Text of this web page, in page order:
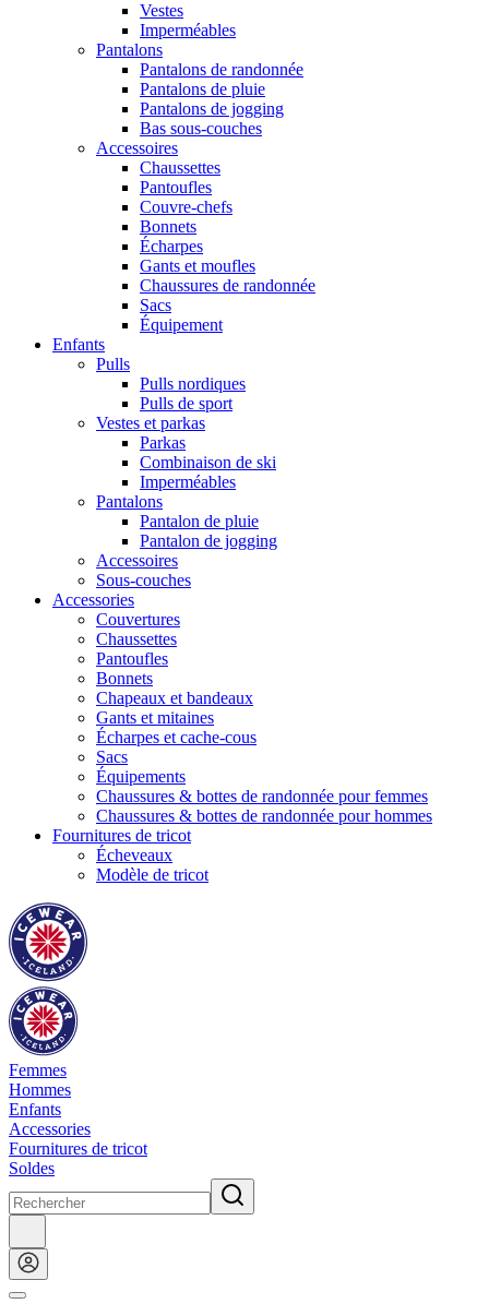
Vestes
Imperméables
Pantalons
Pantalons de randonnée
Pantalons de pluie
Pantalons de jogging
Bas sous-couches
Accessoires
Chaussettes
Pantoufles
Couvre-chefs
Bonnets
Écharpes
Gants et moufles
Chaussures de randonnée
Sacs
Équipement
Enfants
Pulls
Pulls nordiques
Pulls de sport
Vestes et parkas
Parkas
Combinaison de ski
Imperméables
Pantalons
Pantalon de pluie
Pantalon de jogging
Accessoires
Sous-couches
Accessories
Couvertures
Chaussettes
Pantoufles
Bonnets
Chapeaux et bandeaux
Gants et mitaines
Écharpes et cache-cous
Sacs
Équipements
Chaussures & bottes de randonnée pour femmes
Chaussures & bottes de randonnée pour hommes
Fournitures de tricot
Écheveaux
Modèle de tricot
Femmes
Hommes
Enfants
Accessories
Fournitures de tricot
Soldes